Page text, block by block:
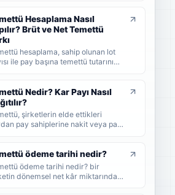
hak kullanım tarihi, kayıt
ve ödeme tarihi arasındaki farkı
nelere dikkat etmesi
sade şekilde bulabilirsiniz.
Hesaplama Nasıl
Brüt ve Net Temettü
hesaplama, sahip olunan lot
ile pay başına temettü tutarının
ve örnek hesaplama adımlarını
şekilde bulabilirsiniz.
Nedir? Kar Payı Nasıl
şirketlerin elde ettikleri
pay sahiplerine nakit veya pay
dağıtıldığını, brüt-net temettü
temettü tarihlerini ve
dikkat etmesi
sade şekilde bulabilirsiniz.
ödeme tarihi nedir?
ödeme tarihi nedir? bir
dönemsel net kâr miktarından